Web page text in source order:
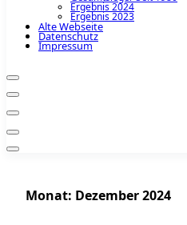
Ergebnis 2024
Ergebnis 2023
Alte Webseite
Datenschutz
Impressum
Monat: Dezember 2024